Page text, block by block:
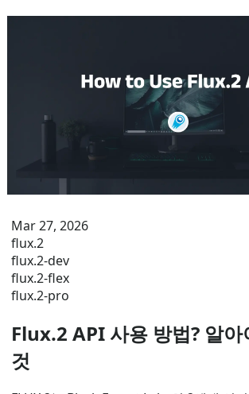
Mar 27, 2026
flux.2
flux.2-dev
flux.2-flex
flux.2-pro
Flux.2 API 사용 방법? 알아
것